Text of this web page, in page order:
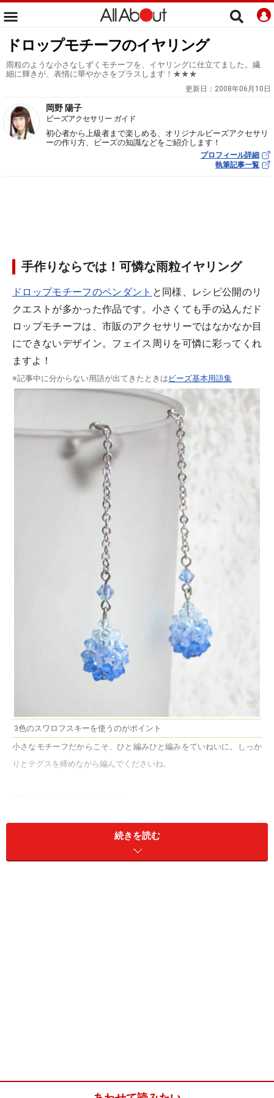
ドロップモチーフのイヤリング
雨粒のような小さなしずくモチーフを、イヤリングに仕立てました。繊
細に輝きが、表情に華やかさをプラスします！★★★
更新日： 2008年06月10日
岡野 陽子
ビーズアクセサリー ガイド
初心者から上級者まで楽しめる、オリジナルビーズアクセサリ
ーの作り方、ビーズの知識などをご紹介します！
プロフィール詳細
執筆記事一覧
手作りならでは！可憐な雨粒イヤリング
ドロップモチーフのペンダント と同様、レシピ公開のリ
クエストが多かった作品です。小さくても手の込んだド
ロップモチーフは、市販のアクセサリーではなかなか目
にできないデザイン。フェイス周りを可憐に彩ってくれ
ますよ！
※記事中に分からない用語が出てきたときは ビーズ基本用語集
3色のスワロフスキーを使うのがポイント
小さなモチーフだからこそ、ひと編みひと編みをていねいに。しっか
りとテグスを締めながら編んでくださいね。
※記事内容は執筆時点のものです。最新の内容をご確認くださ
続きを読む